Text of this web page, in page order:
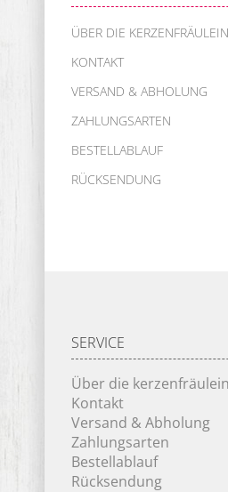
ÜBER DIE KERZENFRÄULEIN
KONTAKT
VERSAND & ABHOLUNG
ZAHLUNGSARTEN
BESTELLABLAUF
RÜCKSENDUNG
SERVICE
Über die kerzenfräulein
Kontakt
Versand & Abholung
Zahlungsarten
Bestellablauf
Rücksendung